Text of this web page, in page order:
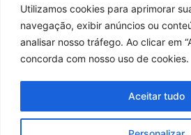
Utilizamos cookies para aprimorar
navegação, exibir anúncios ou
analisar nosso tráfego. Ao clicar em
concorda com nosso uso de cookies.
Aceitar tudo
Ouvidoria
DIÁRIO
OFICIAL
Pesquisa de Satisfação
Webmail